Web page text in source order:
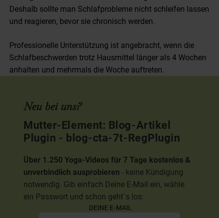
die Organe in dieser Zeit erholen und regenerieren.
Deshalb sollte man Schlafprobleme nicht schleifen lassen
Professionelle Unterstützung ist angebracht, wenn die
Schlafbeschwerden trotz Hausmittel länger als 4 Wochen
anhalten und mehrmals die Woche auftreten.
Neu bei uns?
Mutter-Element: Blog-Artikel
Plugin - blog-cta-7t-RegPlugin
Über 1.250 Yoga-Videos für 7 Tage kostenlos &
unverbindlich ausprobieren - keine Kündigung
notwendig. Gib einfach Deine E-Mail ein, wähle
ein Passwort und schon geht`s los: